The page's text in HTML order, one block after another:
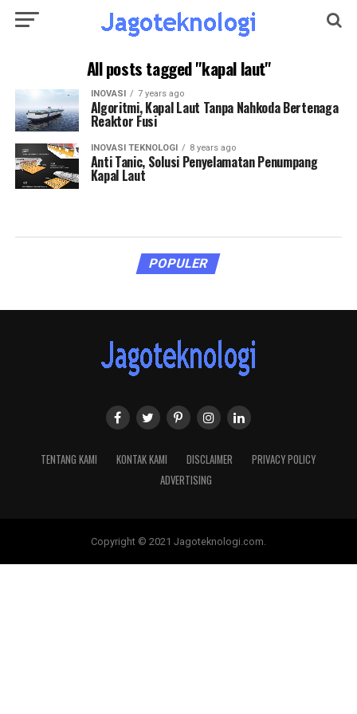
All posts tagged "kapal laut"
INOVASI 7 years ago
Algoritmi, Kapal Laut Tanpa Nahkoda Bertenaga
Reaktor Fusi
INOVASI TEKNOLOGI 8 years ago
Anti Tanic, Solusi Penyelamatan Penumpang
Kapal Laut
POPULER
TENTANG KAMI KONTAK KAMI DISCLAIMER
PRIVACY POLICY
ADVERTISING
Copyright © 2021 Jagoteknologi.com.